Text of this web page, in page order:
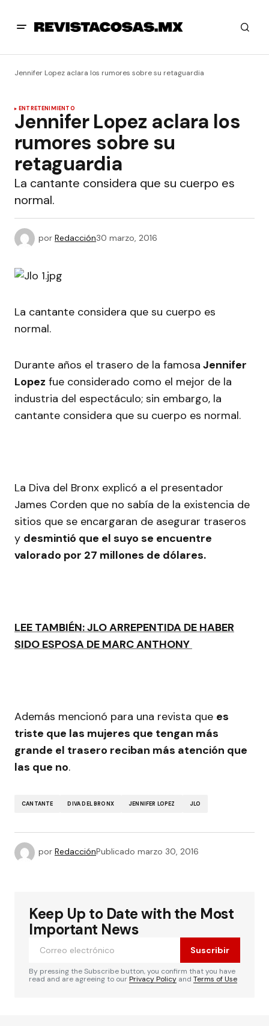
Jennifer Lopez aclara los rumores sobre su retaguardia
ENTRETENIMIENTO
Jennifer Lopez aclara los
rumores sobre su
retaguardia
La cantante considera que su cuerpo es
normal.
por Redacción30 marzo, 2016
La cantante considera que su cuerpo es
normal.
Durante años el trasero de la famosa Jennifer
Lopez fue considerado como el mejor de la
industria del espectáculo; sin embargo, la
cantante considera que su cuerpo es normal.
La Diva del Bronx explicó a el presentador
James Corden que no sabía de la existencia de
sitios que se encargaran de asegurar traseros
y desmintió que el suyo se encuentre
valorado por 27 millones de dólares.
LEE TAMBIÉN: JLO ARREPENTIDA DE HABER
SIDO ESPOSA DE MARC ANTHONY
Además mencionó para una revista que es
triste que las mujeres que tengan más
grande el trasero reciban más atención que
las que no.
CANTANTE DIVA DEL BRONX JENNIFER LOPEZ JLO
por RedacciónPublicado marzo 30, 2016
Keep Up to Date with the Most
Important News
Suscribir
By pressing the Subscribe button, you confirm that you have
read and are agreeing to ourPrivacy Policy and Terms of Use